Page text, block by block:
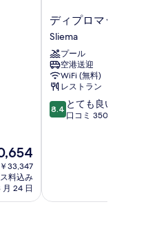
33,347
料込み
24 日
デ
ィ
プ
ロ
マ
ッ
ト
ホ
テ
ディプロマット ホテ
Sliema
プール
空港送迎
WiFi (無料)
レストラン
10
段
良
8.4 とても良い
口コミ 350 件